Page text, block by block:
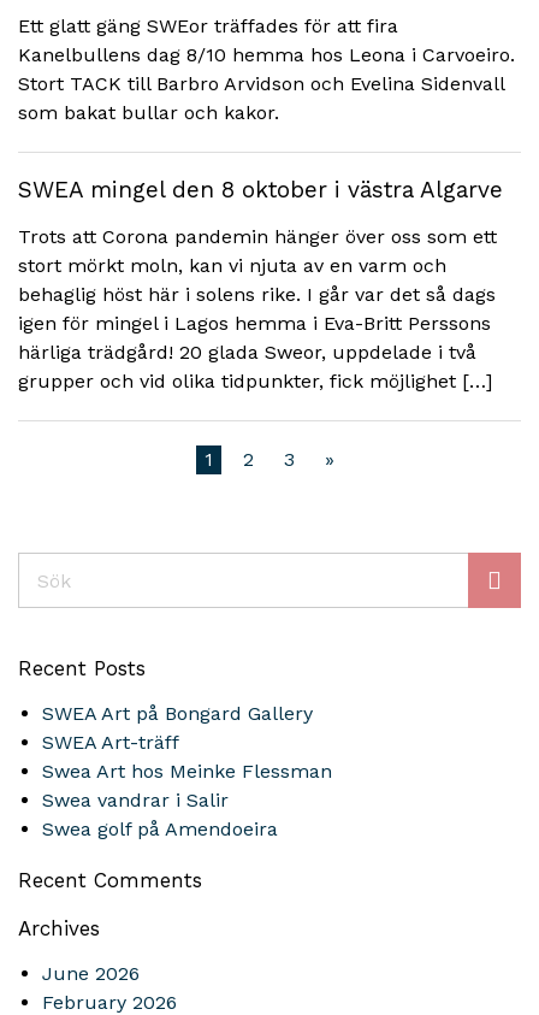
Ett glatt gäng SWEor träffades för att fira
Kanelbullens dag 8/10 hemma hos Leona i Carvoeiro.
Stort TACK till Barbro Arvidson och Evelina Sidenvall
som bakat bullar och kakor.
SWEA mingel den 8 oktober i västra Algarve
Trots att Corona pandemin hänger över oss som ett
stort mörkt moln, kan vi njuta av en varm och
behaglig höst här i solens rike. I går var det så dags
igen för mingel i Lagos hemma i Eva-Britt Perssons
härliga trädgård! 20 glada Sweor, uppdelade i två
grupper och vid olika tidpunkter, fick möjlighet […]
1 2 3 »
Recent Posts
SWEA Art på Bongard Gallery
SWEA Art-träff
Swea Art hos Meinke Flessman
Swea vandrar i Salir
Swea golf på Amendoeira
Recent Comments
Archives
June 2026
February 2026